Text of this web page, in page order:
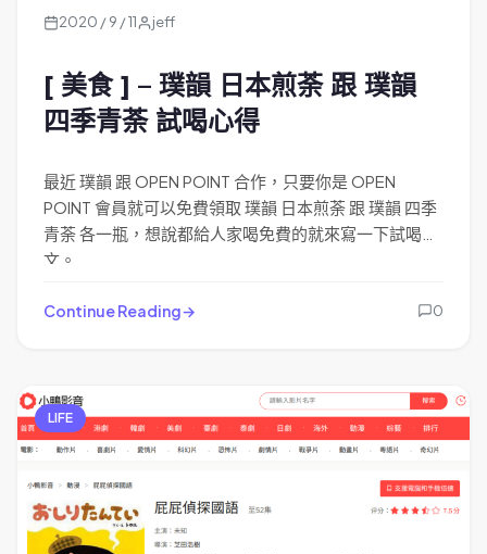
2020 / 9 / 11 jeff
[ 美食 ] – 璞韻 日本煎荼 跟 璞韻
四季青荼 試喝心得
最近 璞韻 跟 OPEN POINT 合作，只要你是 OPEN
POINT 會員就可以免費領取 璞韻 日本煎荼 跟 璞韻 四季
青荼 各一瓶，想說都給人家喝免費的就來寫一下試喝
文。
Continue Reading 0
LIFE